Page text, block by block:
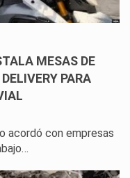
MESAS DE
PARA
acordó con empresas